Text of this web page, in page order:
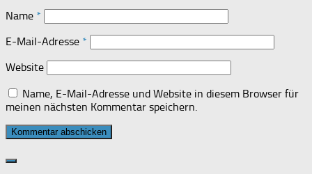
Name *
E-Mail-Adresse *
Website
Name, E-Mail-Adresse und Website in diesem Browser für
meinen nächsten Kommentar speichern.